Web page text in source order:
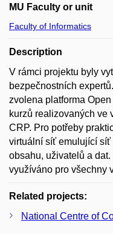
MU Faculty or unit
Faculty of Informatics
Description
V rámci projektu byly
bezpečnostních
zvolena platforma
kurzů realizovaných ve
CRP. Pro potřeby
virtuální síť emulující síť
obsahu, uživatelů a
využíváno pro všechny
Related projects:
National Centre of